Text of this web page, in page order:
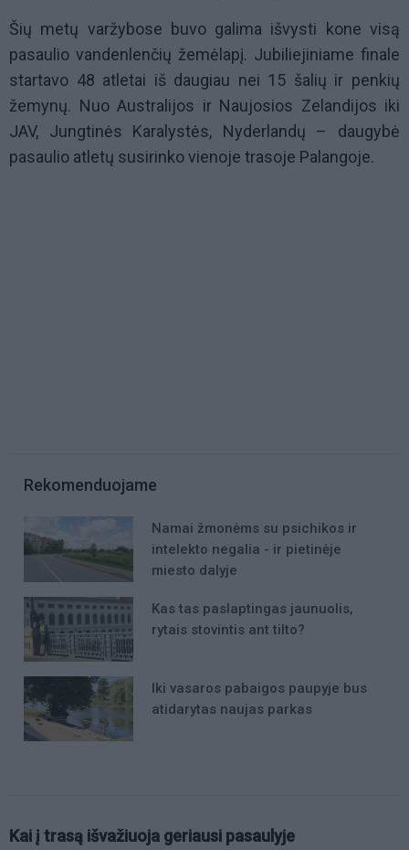
Šių metų varžybose buvo galima išvysti kone visą
pasaulio vandenlenčių žemėlapį. Jubiliejiniame finale
startavo 48 atletai iš daugiau nei 15 šalių ir penkių
žemynų. Nuo Australijos ir Naujosios Zelandijos iki
JAV, Jungtinės Karalystės, Nyderlandų – daugybė
pasaulio atletų susirinko vienoje trasoje Palangoje.
Rekomenduojame
Namai žmonėms su psichikos ir
intelekto negalia - ir pietinėje
miesto dalyje
Kas tas paslaptingas jaunuolis,
rytais stovintis ant tilto?
Iki vasaros pabaigos paupyje bus
atidarytas naujas parkas
Kai į trasą išvažiuoja geriausi pasaulyje